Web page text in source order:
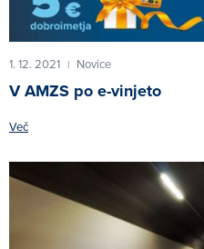
1. 12. 2021 | Novice
V AMZS po e-vinjeto
Več